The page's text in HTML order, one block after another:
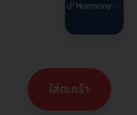
ใส่ตะกร้า